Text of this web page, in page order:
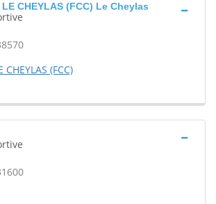
CHEYLAS (FCC) Le Cheylas
CHEYLAS (FCC)